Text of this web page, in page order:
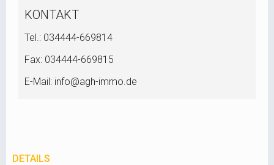
KONTAKT
Tel.: 034444-669814
Fax: 034444-669815
E-Mail: info@agh-immo.de
DETAILS